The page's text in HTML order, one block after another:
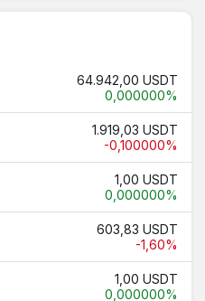
64.942,00 USDT
0,000000%
1.919,03 USDT
-0,100000%
1,00 USDT
0,000000%
603,83 USDT
-1,60%
1,00 USDT
0,000000%